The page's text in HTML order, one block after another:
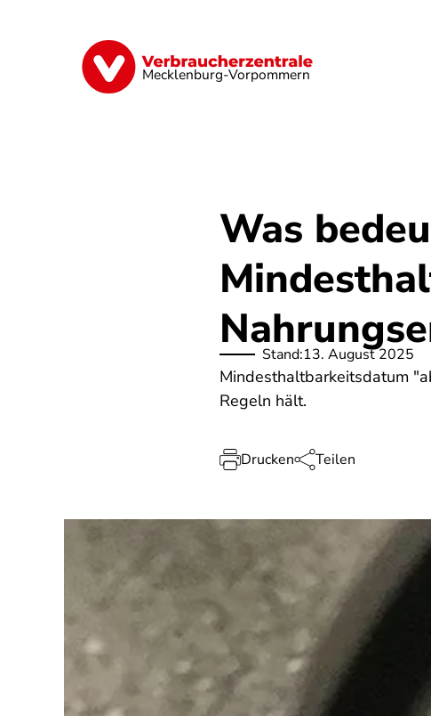
Mecklenburg-Vorpommern
Finanzen Digitales Lebensmittel
Was
Stand:13. August 2025
Mindesthaltbarkeitsdatum
Regeln hält.
Drucken Teilen